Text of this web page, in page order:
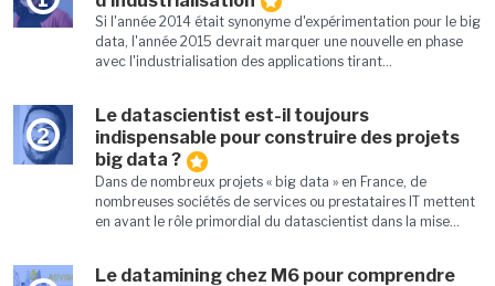
Si l'année 2014 était synonyme d'expérimentation pour le big
data, l'année 2015 devrait marquer une nouvelle en phase
avec l'industrialisation des applications tirant...
2
Le datascientist est-il toujours
indispensable pour construire des projets
big data ?
Dans de nombreux projets « big data » en France, de
nombreuses sociétés de services ou prestataires IT mettent
en avant le rôle primordial du datascientist dans la mise...
Le datamining chez M6 pour comprendre